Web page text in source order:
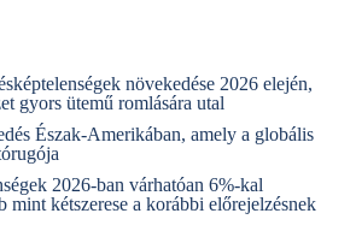
növekedése 2026 elején,
gyors ütemű romlására utal
Észak-Amerikában, amely a globális
2026-ban várhatóan 6%-kal
mint kétszerese a korábbi előrejelzésnek